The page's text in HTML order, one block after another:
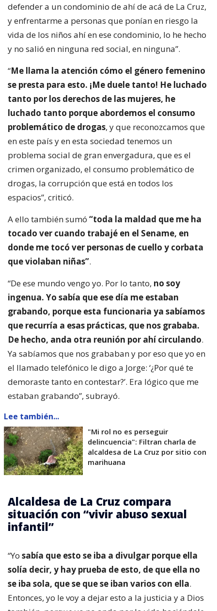
defender a un condominio de ahí de acá de La Cruz,
y enfrentarme a personas que ponían en riesgo la
vida de los niños ahí en ese condominio, lo he hecho
y no salió en ninguna red social, en ninguna”.
“Me llama la atención cómo el género femenino
se presta para esto. ¡Me duele tanto! He luchado
tanto por los derechos de las mujeres, he
luchado tanto porque abordemos el consumo
problemático de drogas, y que reconozcamos que
en este país y en esta sociedad tenemos un
problema social de gran envergadura, que es el
crimen organizado, el consumo problemático de
drogas, la corrupción que está en todos los
espacios”, criticó.
A ello también sumó “toda la maldad que me ha
tocado ver cuando trabajé en el Sename, en
donde me tocó ver personas de cuello y corbata
que violaban niñas”.
“De ese mundo vengo yo. Por lo tanto, no soy
ingenua. Yo sabía que ese día me estaban
grabando, porque esta funcionaria ya sabíamos
que recurría a esas prácticas, que nos grababa.
De hecho, anda otra reunión por ahí circulando.
Ya sabíamos que nos grababan y por eso que yo en
el llamado telefónico le digo a Jorge: ‘¿Por qué te
demoraste tanto en contestar?’. Era lógico que me
estaban grabando”, subrayó.
Lee también...
"Mi rol no es perseguir
delincuencia": Filtran charla de
alcaldesa de La Cruz por sitio con
marihuana
Alcaldesa de La Cruz compara
situación con “vivir abuso sexual
infantil”
“Yo sabía que esto se iba a divulgar porque ella
solía decir, y hay prueba de esto, de que ella no
se iba sola, que se que se iban varios con ella.
Entonces, yo le voy a dejar esto a la justicia y a Dios